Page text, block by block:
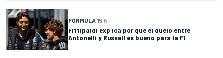
FÓRMULA 15 h
Fittipaldi explica por qué el duelo entre
Antonelli y Russell es bueno para la F1